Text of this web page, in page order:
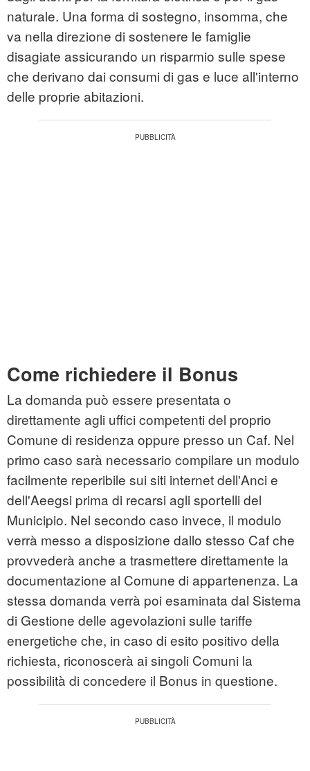
naturale. Una forma di sostegno, insomma, che
va nella direzione di sostenere le famiglie
disagiate assicurando un risparmio sulle spese
che derivano dai consumi di gas e luce all'interno
delle proprie abitazioni.
Come richiedere il Bonus
La domanda può essere presentata o
direttamente agli uffici competenti del proprio
Comune di residenza oppure presso un Caf. Nel
primo caso sarà necessario compilare un modulo
facilmente reperibile sui siti internet dell'Anci e
dell'Aeegsi prima di recarsi agli sportelli del
Municipio. Nel secondo caso invece, il modulo
verrà messo a disposizione dallo stesso Caf che
provvederà anche a trasmettere direttamente la
documentazione al Comune di appartenenza. La
stessa domanda verrà poi esaminata dal Sistema
di Gestione delle agevolazioni sulle tariffe
energetiche che, in caso di esito positivo della
richiesta, riconoscerà ai singoli Comuni la
possibilità di concedere il Bonus in questione.